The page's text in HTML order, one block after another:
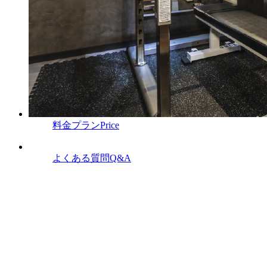
料金プランPrice
よくある質問Q&A